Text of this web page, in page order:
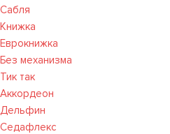
Сабля
Книжка
Еврокнижка
Без механизма
Тик так
Аккордеон
Дельфин
Седафлекс